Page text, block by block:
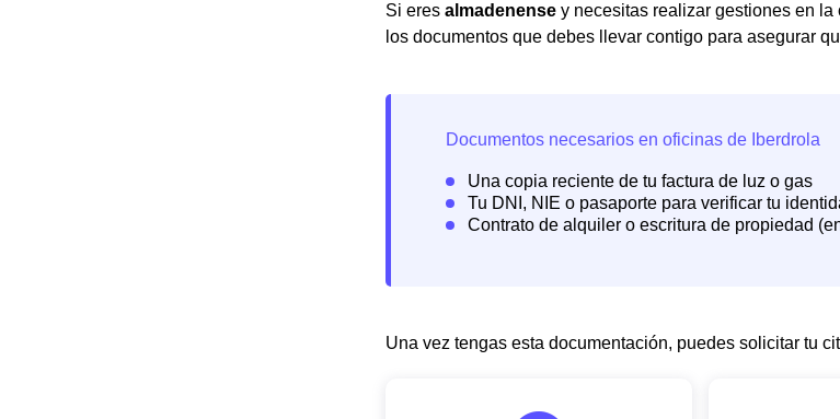
Si eres almadenense y necesitas realizar gestiones en la
los documentos que debes llevar contigo para asegurar
Una vez tengas esta documentación, puedes solicitar tu